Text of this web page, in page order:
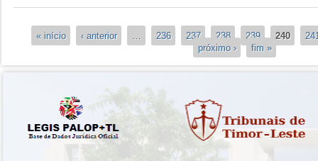
Páginas
« início ‹ anterior 236 237 238 239 240
próximo ›
fim »